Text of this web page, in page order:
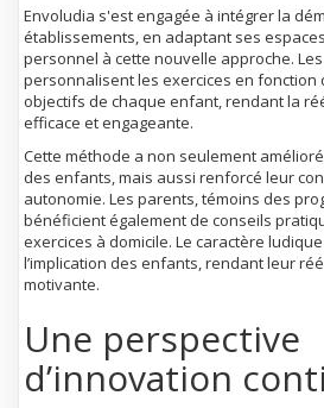
Envoludia s'est engagée à intégrer la
établissements, en adaptant ses
personnel à cette nouvelle approche.
personnalisent les exercices en fonction
objectifs de chaque enfant, rendant la
efficace et engageante.
Cette méthode a non seulement
des enfants, mais aussi renforcé leur
autonomie. Les parents, témoins des
bénéficient également de conseils
exercices à domicile. Le caractère
l’implication des enfants, rendant leur
motivante.
Une perspective
d’innovation